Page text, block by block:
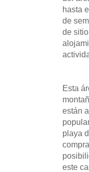
hasta
de
de
Esta
están
playa
este